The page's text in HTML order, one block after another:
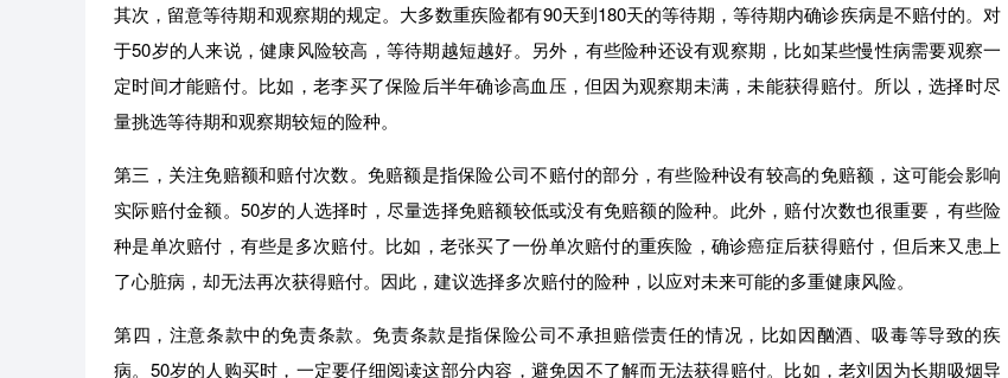
其次，留意等待期和观察期的规定。大多数重疾险都有90天到180天的等待期，等待期内确诊疾病是不赔付的。对
于50岁的人来说，健康风险较高，等待期越短越好。另外，有些险种还设有观察期，比如某些慢性病需要观察一
定时间才能赔付。比如，老李买了保险后半年确诊高血压，但因为观察期未满，未能获得赔付。所以，选择时尽
量挑选等待期和观察期较短的险种。
第三，关注免赔额和赔付次数。免赔额是指保险公司不赔付的部分，有些险种设有较高的免赔额，这可能会影响
实际赔付金额。50岁的人选择时，尽量选择免赔额较低或没有免赔额的险种。此外，赔付次数也很重要，有些险
种是单次赔付，有些是多次赔付。比如，老张买了一份单次赔付的重疾险，确诊癌症后获得赔付，但后来又患上
了心脏病，却无法再次获得赔付。因此，建议选择多次赔付的险种，以应对未来可能的多重健康风险。
第四，注意条款中的免责条款。免责条款是指保险公司不承担赔偿责任的情况，比如因酗酒、吸毒等导致的疾
病。50岁的人购买时，一定要仔细阅读这部分内容，避免因不了解而无法获得赔付。比如，老刘因为长期吸烟导